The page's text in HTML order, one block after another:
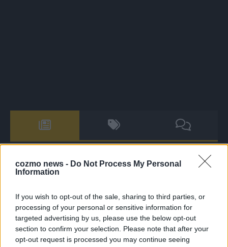
cozmo news - Do Not Process My Personal
Information
If you wish to opt-out of the sale, sharing to third parties, or
processing of your personal or sensitive information for
targeted advertising by us, please use the below opt-out
section to confirm your selection. Please note that after your
opt-out request is processed you may continue seeing
The Masked Singer: Enthüllung: Diese Moderatorin und
Comedienne gewinnt als Muuhnika
hat sich als Rave-Ioli in die Herzen gesungen
The Masked Singer: Lieblingssong: Muuhnika kehrt mit
Lady Gagas „Abracadabra“ zurück
The Masked Singer: Lieblingssong: Rave-Ioli berührt